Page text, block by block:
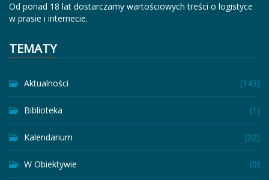
Od ponad 18 lat dostarczamy wartościowych treści o logistyce
w prasie i internecie.
TEMATY
Aktualności (143)
Biblioteka (1)
Kalendarium (22)
W Obiektywie (0)